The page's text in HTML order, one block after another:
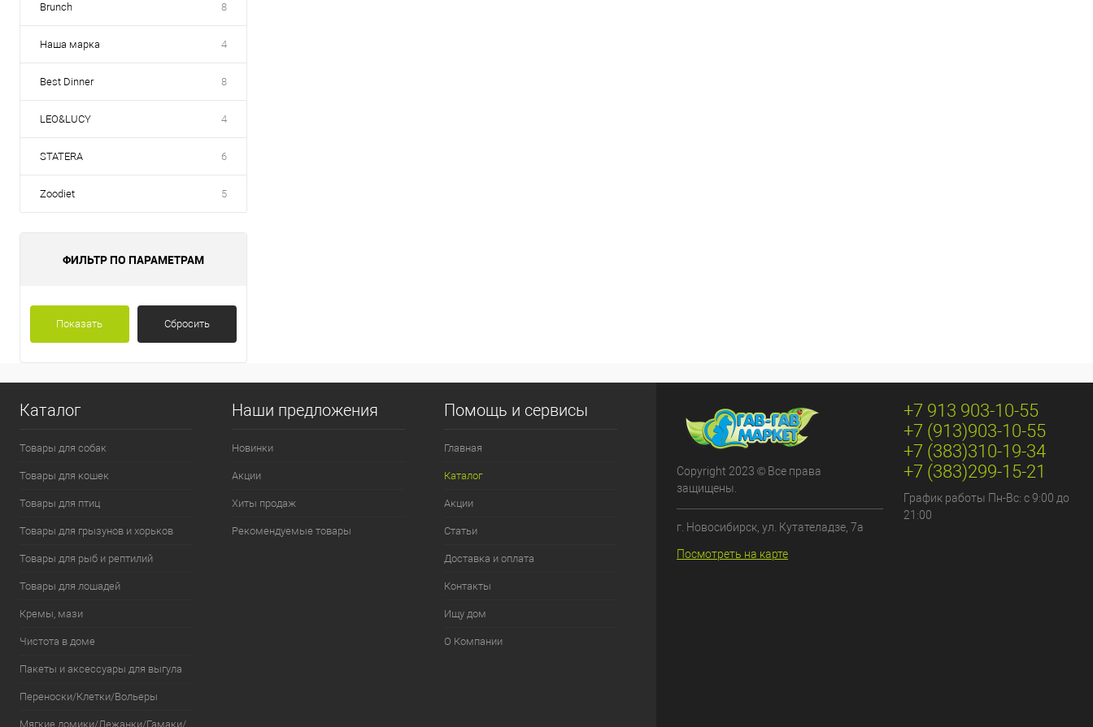
Brunch 8
Наша марка 4
Best Dinner 8
LEO&LUCY 4
STATERA 6
Zoodiet 5
ФИЛЬТР ПО ПАРАМЕТРАМ
Показать Сбросить
Каталог
Товары для собак
Товары для кошек
Товары для птиц
Товары для грызунов и хорьков
Товары для рыб и рептилий
Товары для лошадей
Кремы, мази
Чистота в доме
Пакеты и аксессуары для выгула
Переноски/Клетки/Вольеры
Мягкие домики/Лежанки/Гамаки/
Наши предложения
Новинки
Акции
Хиты продаж
Рекомендуемые товары
Помощь и сервисы
Главная
Каталог
Акции
Статьи
Доставка и оплата
Контакты
Ищу дом
О Компании
Copyright 2023 © Все права
защищены.
г. Новосибирск, ул. Кутателадзе, 7а
Посмотреть на карте
+7 913 903-10-55
+7 (913)903-10-55
+7 (383)310-19-34
+7 (383)299-15-21
График работы Пн-Вс: с 9:00 до
21:00